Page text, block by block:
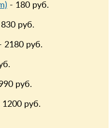
- 180руб.
830руб.
2180руб.
руб.
1200руб.